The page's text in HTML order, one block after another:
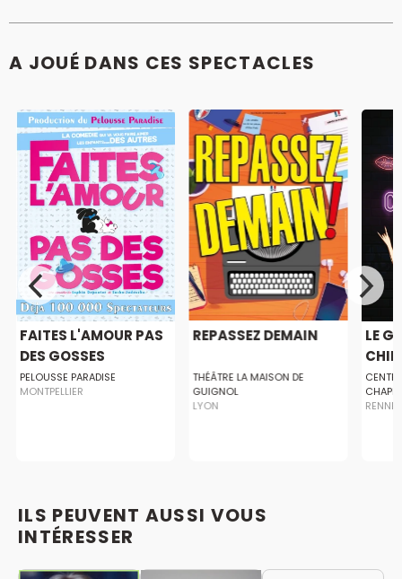
A JOUÉ DANS CES SPECTACLES
FAITES L'AMOUR PAS
DES GOSSES
PELOUSSE PARADISE
MONTPELLIER
REPASSEZ DEMAIN
THÉÂTRE LA MAISON DE
GUIGNOL
LYON
LE
ILS PEUVENT AUSSI VOUS
INTÉRESSER